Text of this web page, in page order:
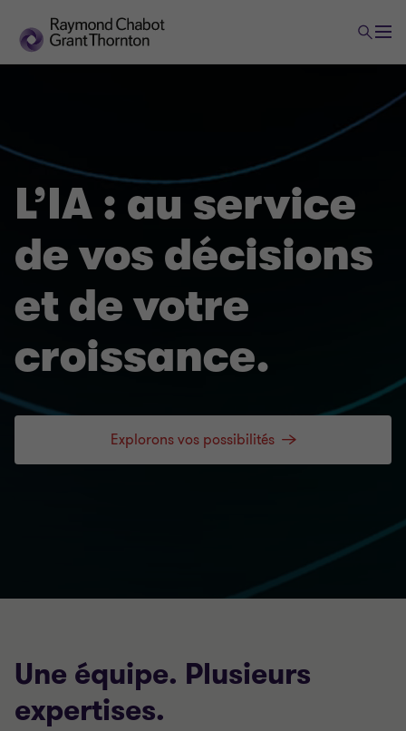
L’IA : au service
de vos décisions
et de votre
croissance.
Explorons vos possibilités
Une équipe. Plusieurs
expertises.